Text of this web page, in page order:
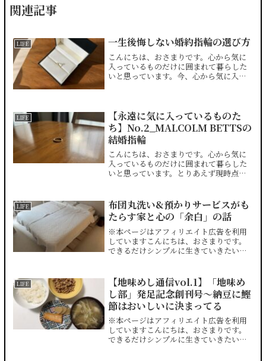
関連記事
LIFE 一生後悔しない婚約指輪の選び方
こんにちは、おさまりです。心から気に
入っているものだけに囲まれて暮らした
いと思っています。今、心から気に入っ
始めたかというと、5周...
LIFE
【永遠に気に入っているものた
ち】No.2_MALCOLM BETTSの
結婚指輪
こんにちは、おさまりです。心から気に
入っているものだけに囲まれて暮らした
いと思っています。とりあえず現時点
中の一つが結婚指輪。当たり前なのかも
しれませんが。私の場合、出...
LIFE
布団丸洗い&預かりサービスがも
たらす家と心の「余白」の話
※本ページはアフィリエイト広告を利用
していますこんにちは、おさまりです。
できるだけシンプルに生きていきたいと
アコン設定温度28.0〜28.5℃、長袖長ズ
ボンシルクパジャ...
LIFE
【地味めし通信vol.1】「地味め
し部」発足記念創刊号〜納豆に鰹
節はおいしいに決まってる
※本ページはアフィリエイト広告を利用
していますこんにちは、おさまりです。
できるだけシンプルに生きていきたいと